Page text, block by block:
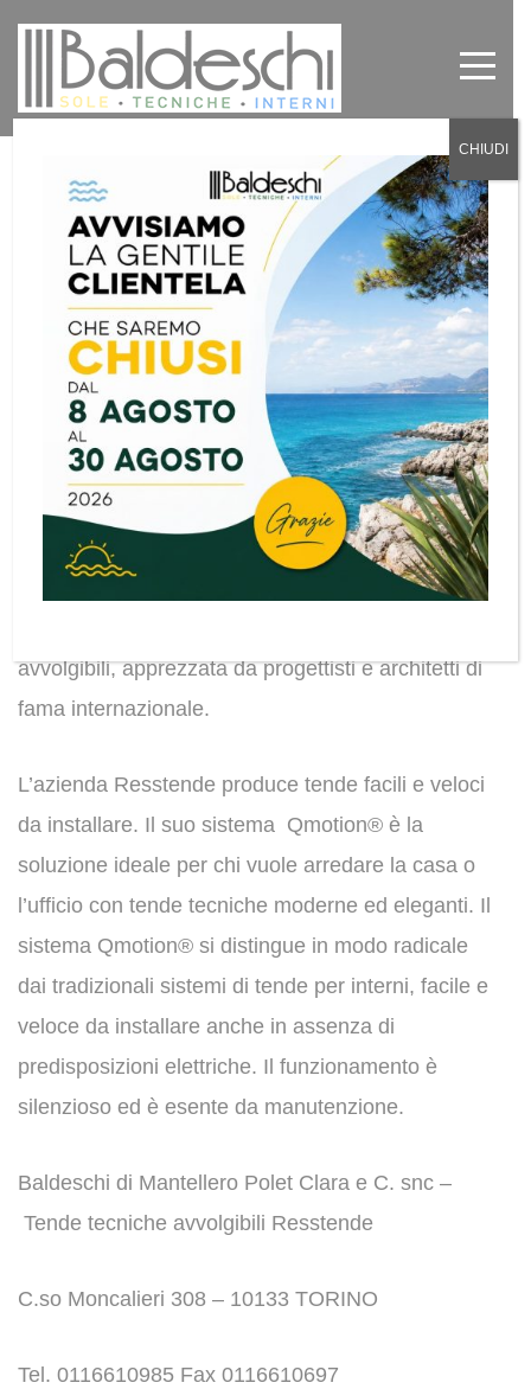
Tende tecniche avvolgibili
Resstende a Torino
Baldeschi in News, Senza categoria 0
La ditta Baldeschi Vi propone le tende tecniche
avvolgibili della ditta Resstende, tende
motorizzate di grande bellezza e praticità.
Resstende è un’azienda italiana leader nel settore
protezione solare. L’unica azienda del settore che
avvolgibili, apprezzata da progettisti e architetti di
fama internazionale.
L’azienda Resstende produce tende facili e veloci
da installare. Il suo sistema Qmotion® è la
soluzione ideale per chi vuole arredare la casa o
l’ufficio con tende tecniche moderne ed eleganti. Il
sistema Qmotion® si distingue in modo radicale
dai tradizionali sistemi di tende per interni, facile e
veloce da installare anche in assenza di
predisposizioni elettriche. Il funzionamento è
silenzioso ed è esente da manutenzione.
Baldeschi di Mantellero Polet Clara e C. snc –
Tende tecniche avvolgibili Resstende
C.so Moncalieri 308 – 10133 TORINO
Tel. 0116610985 Fax 0116610697
CHIUDI